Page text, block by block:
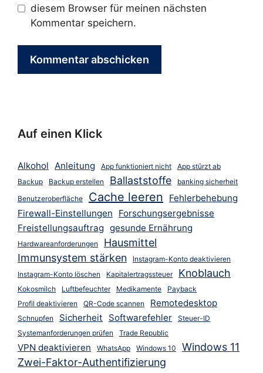
diesem Browser für meinen nächsten
Kommentar speichern.
Auf einen Klick
Alkohol Anleitung App funktioniert nicht
App stürzt ab
Backup
Backup erstellen Ballaststoffe
banking sicherheit
Benutzeroberfläche
Cache leeren
Fehlerbehebung
Firewall-Einstellungen
Forschungsergebnisse
Freistellungsauftrag gesunde Ernährung
Hardwareanforderungen
Hausmittel
Immunsystem stärken
Instagram-Konto deaktivieren
Instagram-Konto löschen
Kapitalertragssteuer Knoblauch
Kokosmilch Luftbefeuchter Medikamente
Payback
Profil deaktivieren
QR-Code scannen Remotedesktop
Schnupfen Sicherheit Softwarefehler
Steuer-ID
Systemanforderungen prüfen
Trade Republic
VPN deaktivieren WhatsApp Windows 10
Windows 11
Zwei-Faktor-Authentifizierung